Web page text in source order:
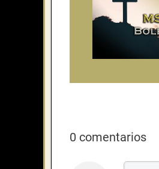
0 comentarios